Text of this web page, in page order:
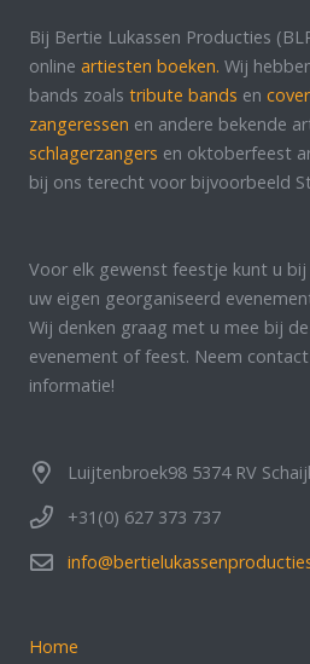
Bij Bertie Lukassen Producties
online artiesten boeken. Wij
bands zoals tribute bands en
zangeressen en andere bekende
schlagerzangers en oktoberfeest
bij ons terecht voor bijvoorbeeld
Voor elk gewenst feestje kunt u
uw eigen georganiseerd
Wij denken graag met u mee bij
evenement of feest. Neem
informatie!
Luijtenbroek98 5374 RV
+31(0) 627 373 737
Home